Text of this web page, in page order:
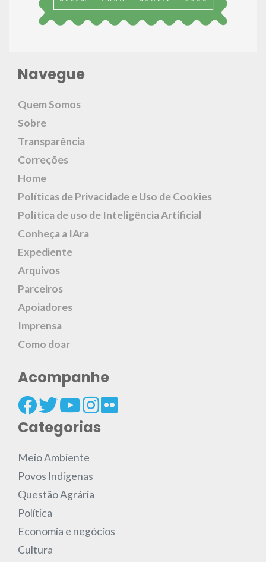
Navegue
Quem Somos
Sobre
Transparência
Correções
Home
Políticas de Privacidade e Uso de Cookies
Política de uso de Inteligência Artificial
Conheça a IAra
Expediente
Arquivos
Parceiros
Apoiadores
Imprensa
Como doar
Acompanhe
Categorias
Meio Ambiente
Povos Indígenas
Questão Agrária
Política
Economia e negócios
Cultura